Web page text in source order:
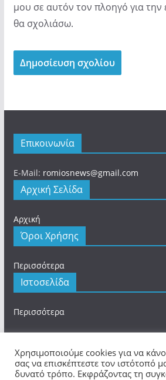
μου σε αυτόν τον πλοηγό για
θα σχολιάσω.
Επικοινωνία
E-Mail: romiosnews@gmail.com
Αρχική Σελίδα
Αρχική
Όροι Χρήσης
Περισσότερα
Ιστοσελίδα
Περισσότερα
Πνευματικά Δικαιώματα © 2026
Χρησιμοποιούμε cookies για να
σας να επισκέπτεστε τον ιστότοπό
δυνατό τρόπο. Εκφράζοντας τη